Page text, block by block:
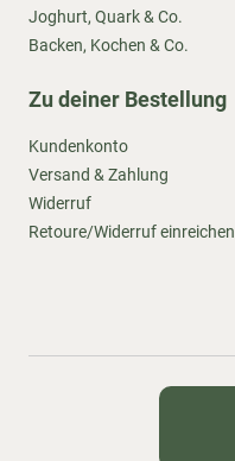
Joghurt, Quark & Co.
Backen, Kochen & Co.
Zu deiner Bestellung
Kundenkonto
Versand & Zahlung
Widerruf
Retoure/Widerruf einreichen